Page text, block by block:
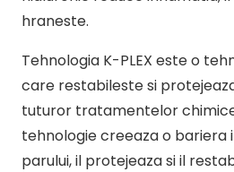
hraneste.
Tehnologia K-PLEX este o
care restabileste si
tuturor tratamentelor
tehnologie creeaza o bariera
parului, il protejeaza si il